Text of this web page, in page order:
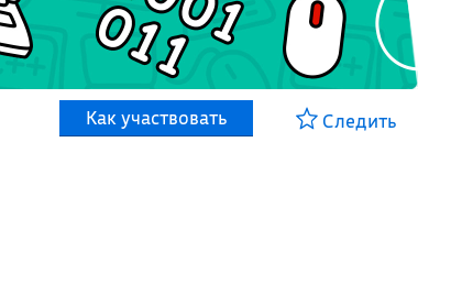
Как участвовать Следить